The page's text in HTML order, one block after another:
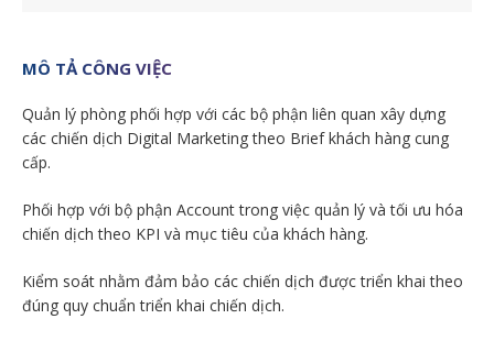
MÔ TẢ CÔNG VIỆC
Quản lý phòng phối hợp với các bộ phận liên quan xây dựng
các chiến dịch Digital Marketing theo Brief khách hàng cung
cấp.
Phối hợp với bộ phận Account trong việc quản lý và tối ưu hóa
chiến dịch theo KPI và mục tiêu của khách hàng.
Kiểm soát nhằm đảm bảo các chiến dịch được triển khai theo
đúng quy chuẩn triển khai chiến dịch.